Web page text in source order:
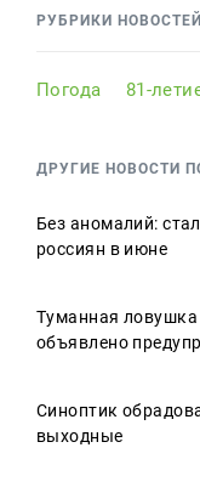
РУБРИКИ НОВОСТЕЙ
Погода 81-
ДРУГИЕ НОВОСТИ
Без аномалий:
россиян в июне
Туманная ловушка
объявлено
Синоптик
выходные